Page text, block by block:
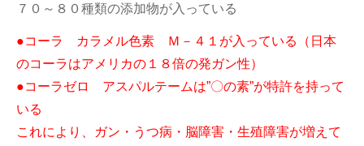
７０～８０種類の添加物が入っている
●コーラ カラメル色素 Ｍ－４１が入っている（日本
のコーラはアメリカの１８倍の発ガン性）
●コーラゼロ アスパルテームは”〇の素”が特許を持って
いる
これにより、ガン・うつ病・脳障害・生殖障害が増えて